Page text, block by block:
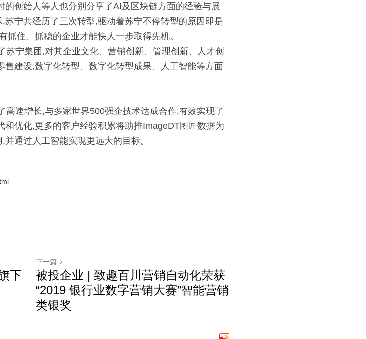
创始人等人也分别分享了AI及区块链方面的经验与展
宁共经历了三次转型,驱动着苏宁不停转型的原因即是
抓住、抓稳的企业才能快人一步取得先机。
苏宁集团,对其企业文化、营销创新、管理创新、人才创
建设,数字化转型、数字化转型成果、人工智能等方面
高速增长,与多家世界500强企技术达成合作,有效实现了
优化,更多的客户经验积累将助推ImageDT图匠数据为
通过人工智能实现更远大的目标。
下
下一篇
被投企业 | 致趣百川营销自动化荣获
“2019 银行业数字营销大赛”智能营销
类银奖